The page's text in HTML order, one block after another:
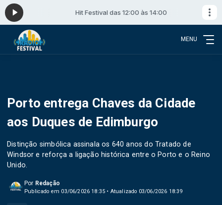
Hit Festival das 12:00 às 14:00
MENU
Porto entrega Chaves da Cidade
aos Duques de Edimburgo
Distinção simbólica assinala os 640 anos do Tratado de
Windsor e reforça a ligação histórica entre o Porto e o Reino
Unido.
Por Redação
Publicado em 03/06/2026 18:35 • Atualizado 03/06/2026 18:39